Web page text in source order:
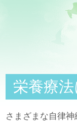
栄養療
さまざまな自律